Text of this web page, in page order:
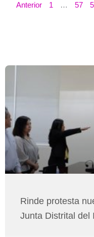
Anterior 1 … 57
Rinde protesta
Junta Distrital del